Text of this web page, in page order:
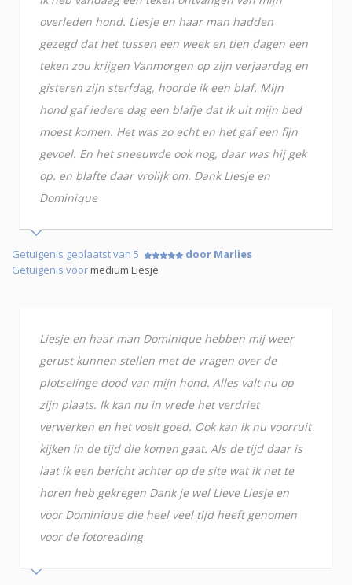
overleden hond. Liesje en haar man hadden
gezegd dat het tussen een week en tien dagen een
teken zou krijgen Vanmorgen op zijn verjaardag en
gisteren zijn sterfdag, hoorde ik een blaf. Mijn
hond gaf iedere dag een blafje dat ik uit mijn bed
moest komen. Het was zo echt en het gaf een fijn
gevoel. En het sneeuwde ook nog, daar was hij gek
op. en blafte daar vrolijk om. Dank Liesje en
Dominique
Getuigenis geplaatst van 5
door Marlies
Getuigenis voormedium Liesje
Liesje en haar man Dominique hebben mij weer
gerust kunnen stellen met de vragen over de
plotselinge dood van mijn hond. Alles valt nu op
zijn plaats. Ik kan nu in vrede het verdriet
verwerken en het voelt goed. Ook kan ik nu voorruit
kijken in de tijd die komen gaat. Als de tijd daar is
laat ik een bericht achter op de site wat ik net te
horen heb gekregen Dank je wel Lieve Liesje en
voor Dominique die heel veel tijd heeft genomen
voor de fotoreading